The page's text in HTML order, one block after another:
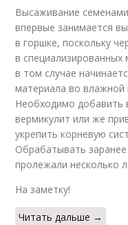
Высаживание
впервые занимается
в горшке, поскольку
в
в том случае
материала во влажной
Необходимо добавить
вермикулит или же
укрепить корневую
Обрабатывать
пролежали несколько
На заметку!
Читать дальше →